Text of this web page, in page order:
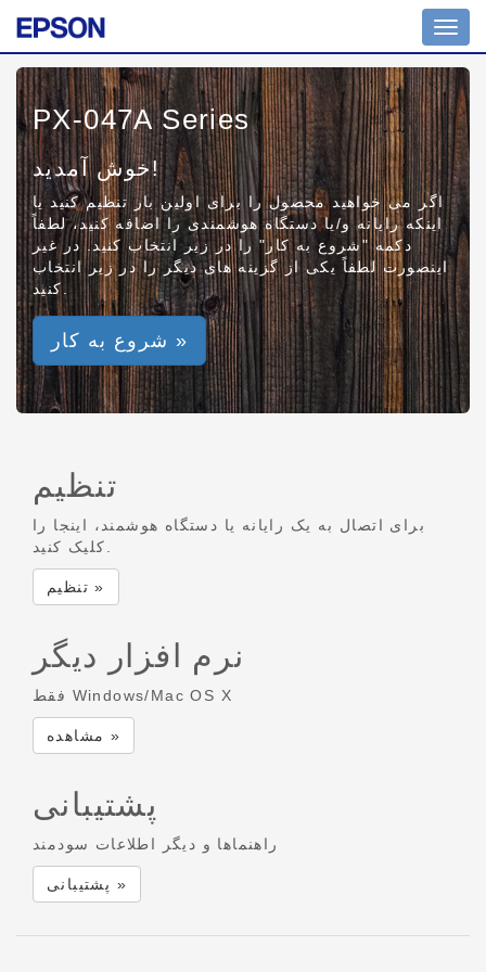
PX-047A Series
خوش آمدید!
اگر می خواهید محصول را برای اولین بار تنظیم کنید یا
اینکه رایانه و/یا دستگاه هوشمندی را اضافه کنید، لطفاً
دکمه "شروع به کار" را در زیر انتخاب کنید. در غیر
اینصورت لطفاً یکی از گزینه های دیگر را در زیر انتخاب
شروع به کار »
تنظیم
برای اتصال به یک رایانه یا دستگاه هوشمند، اینجا را
تنظیم »
نرم افزار دیگر
فقط Windows/Mac OS X
مشاهده »
پشتیبانی
راهنماها و دیگر اطلاعات سودمند
پشتیبانی »